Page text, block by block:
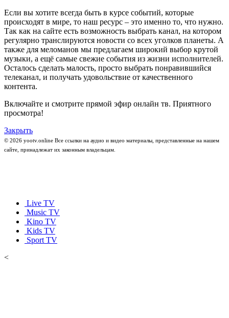
Если вы хотите всегда быть в курсе событий, которые
происходят в мире, то наш ресурс – это именно то, что нужно.
Так как на сайте есть возможность выбрать канал, на котором
регулярно транслируются новости со всех уголков планеты. А
также для меломанов мы предлагаем широкий выбор крутой
музыки, а ещё самые свежие события из жизни исполнителей.
Осталось сделать малость, просто выбрать понравившийся
телеканал, и получать удовольствие от качественного
контента.
Включайте и смотрите прямой эфир онлайн тв. Приятного
просмотра!
Закрыть
© 2026 yootv.online Все ссылки на аудио и видео материалы, представленные на нашем
сайте, принадлежат их законным владельцам.
Live TV
Music TV
Kino TV
Kids TV
Sport TV
<